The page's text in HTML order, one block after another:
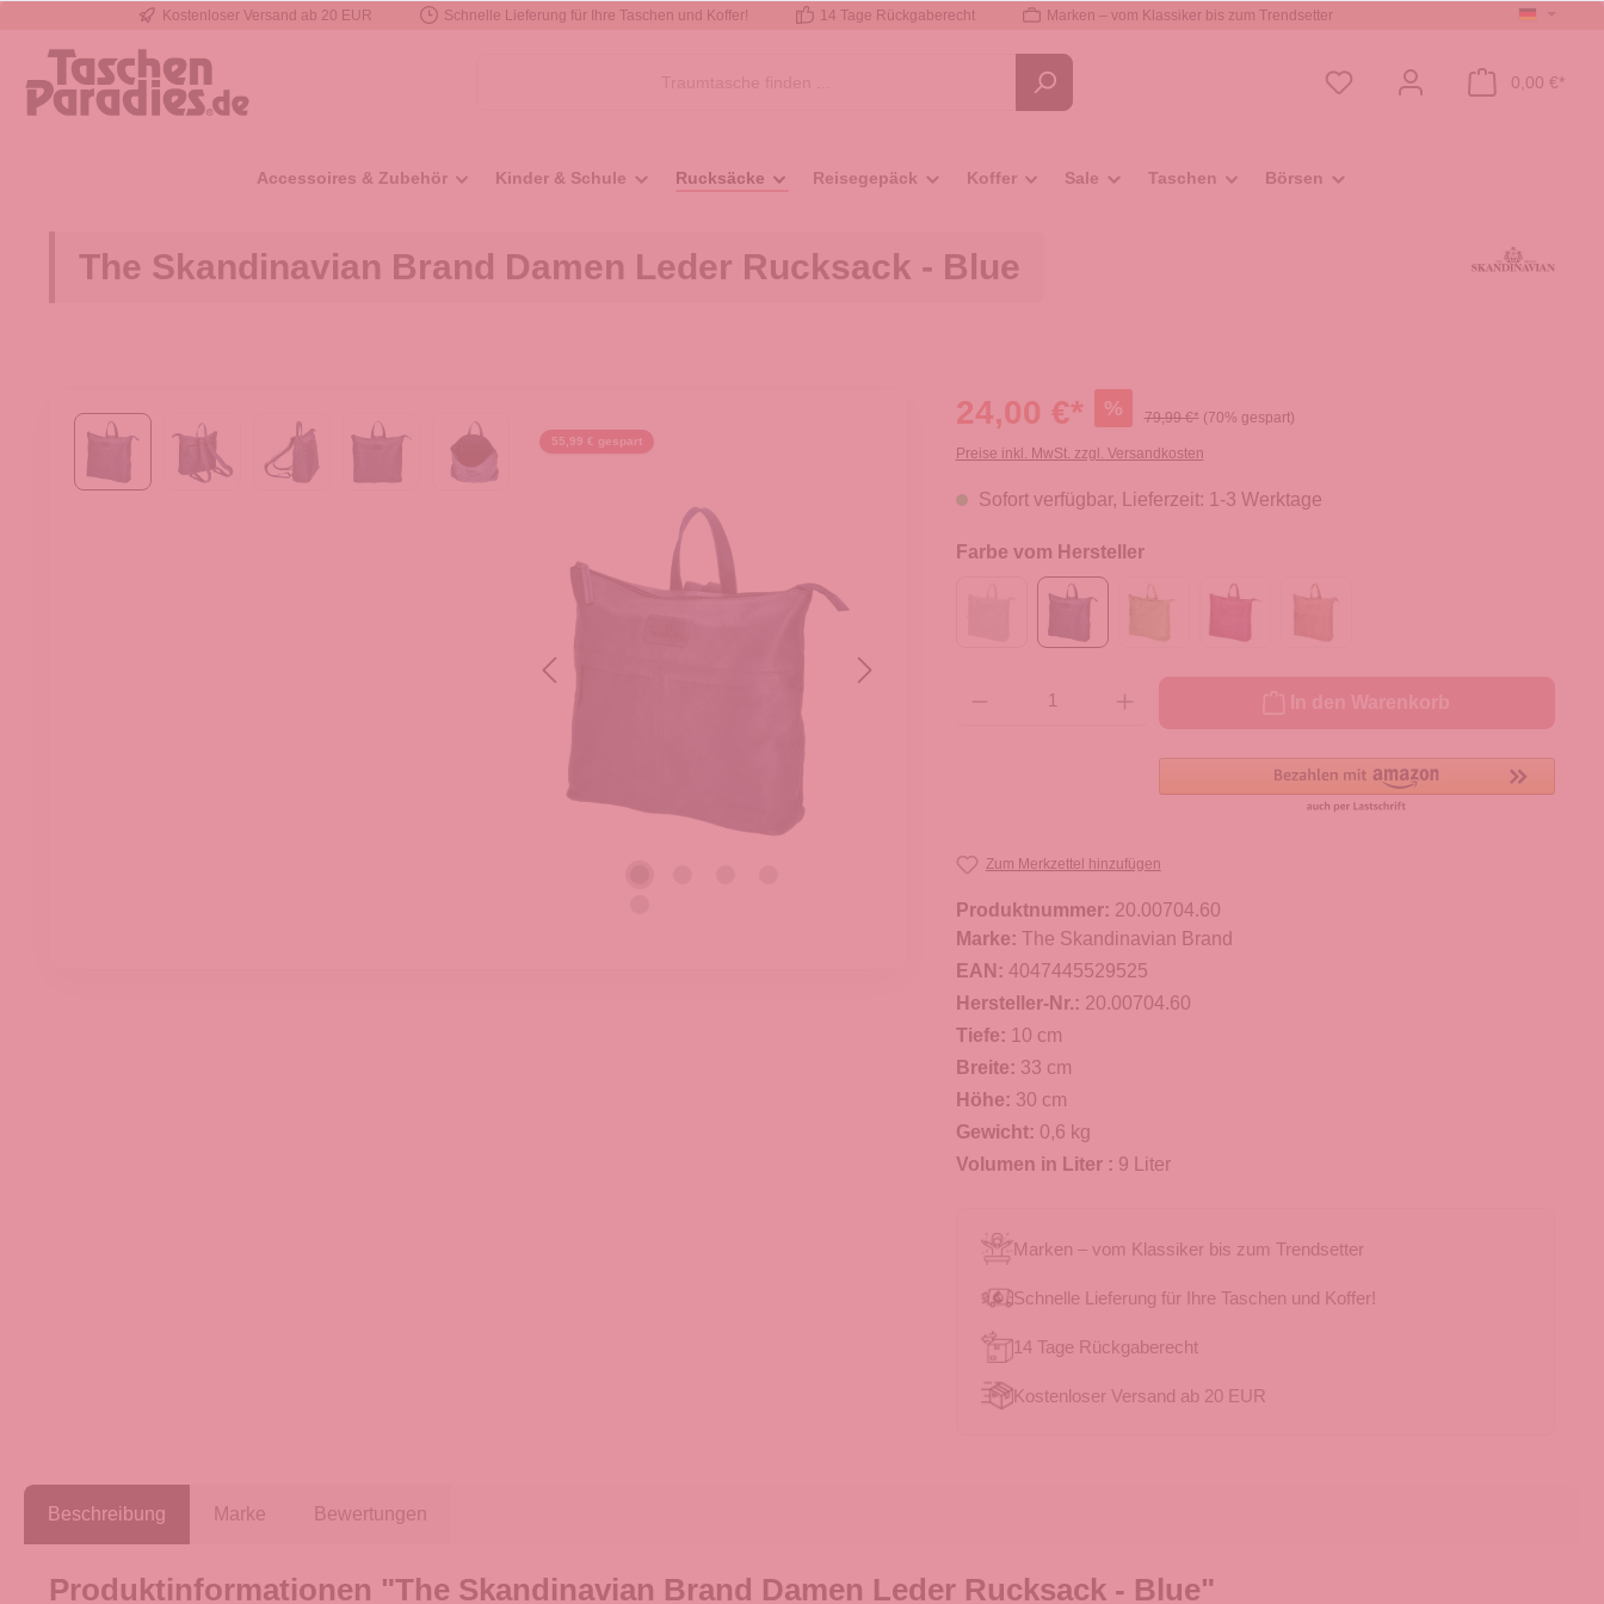
Zur Hauptnavigation springen
Kostenloser Versand ab 20 EUR Schnelle Lieferung für Ihre Taschen und Koffer! 14 Tage Rückgaberecht Marken – vom Klassiker bis zum Trendsetter
0,00 €*
Accessoires & Zubehör Kinder & Schule Rucksäcke Reisegepäck Koffer Sale Taschen Börsen
The Skandinavian Brand Damen Leder Rucksack - Blue
55,99 € gespart
24,00 €* % 79,99 €* (70% gespart)
Preise inkl. MwSt. zzgl. Versandkosten
Sofort verfügbar, Lieferzeit: 1-3 Werktage
Farbe vom Hersteller
Zum Merkzettel hinzufügen
Produktnummer: 20.00704.60
Marke: The Skandinavian Brand
EAN: 4047445529525
Hersteller-Nr.: 20.00704.60
Tiefe: 10 cm
Breite: 33 cm
Höhe: 30 cm
Gewicht: 0,6 kg
Volumen in Liter : 9 Liter
Marken – vom Klassiker bis zum Trendsetter
Schnelle Lieferung für Ihre Taschen und Koffer!
14 Tage Rückgaberecht
Kostenloser Versand ab 20 EUR
Beschreibung Marke Bewertungen
Produktinformationen "The Skandinavian Brand Damen Leder Rucksack - Blue"